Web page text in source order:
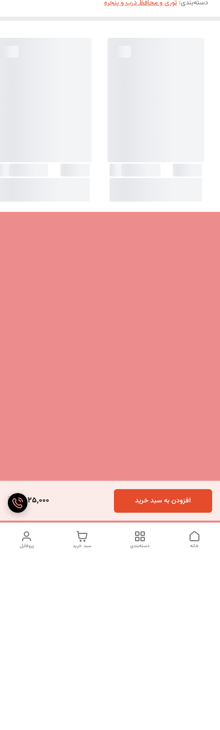
4,025,000 افزودن به سبد خرید
دسته‌بندی: توری و محافظ درب و پنجره
پروفایل سبد خرید دسته‌بندی خانه